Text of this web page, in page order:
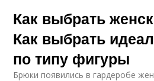
Как выбрать
Как выбрать
по типу фигуры
Брюки появились в гардеробе